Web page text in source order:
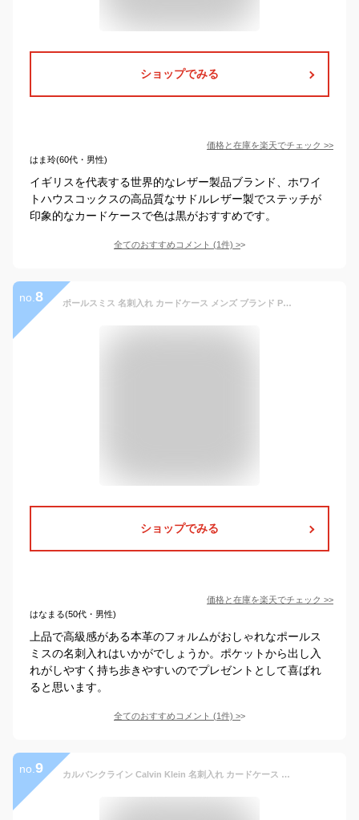
ショップでみる
価格と在庫を楽天でチェック >>
はま玲(60代・男性)
イギリスを代表する世界的なレザー製品ブランド、ホワイ
トハウスコックスの高品質なサドルレザー製でステッチが
印象的なカードケースで色は黒がおすすめです。
全てのおすすめコメント (1件) >
no. 8 ポールスミス 名刺入れ カードケース メンズ ブランド Paul Smith ストライプステッチ フラップ 専用箱付 茶 チョコ ブラウン 男性 紳士 本革 PSC692 訳あり
ショップでみる
価格と在庫を楽天でチェック >>
はなまる(50代・男性)
上品で高級感がある本革のフォルムがおしゃれなポールス
ミスの名刺入れはいかがでしょうか。ポケットから出し入
れがしやすく持ち歩きやすいのでプレゼントとして喜ばれ
ると思います。
全てのおすすめコメント (1件) >
no. 9 カルバンクライン Calvin Klein 名刺入れ カードケース メンズ レディース スキミング防止機能付き 本革 レザー 型押し ロゴ おしゃれ ブランド プレゼント 黒 ブラック CARD CASE 31CK200002